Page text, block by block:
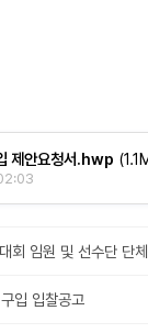
제안요청서.hwp
임원 및 선수단 단
입 입찰공고